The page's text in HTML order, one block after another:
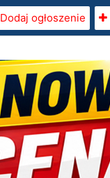
Dodaj ogłoszenie